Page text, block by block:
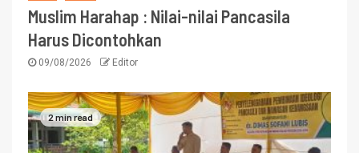
Muslim Harahap : Nilai-nilai Pancasila
Harus Dicontohkan
09/08/2026 Editor
2 min read